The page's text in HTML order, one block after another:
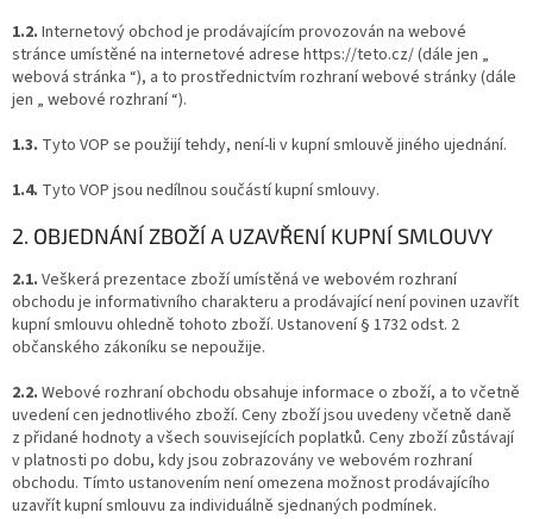
1.2. Internetový obchod je prodávajícím provozován na webové
stránce umístěné na internetové adrese https://teto.cz/ (dále jen „
webová stránka “), a to prostřednictvím rozhraní webové stránky (dále
jen „ webové rozhraní “).
1.3. Tyto VOP se použijí tehdy, není-li v kupní smlouvě jiného ujednání.
1.4. Tyto VOP jsou nedílnou součástí kupní smlouvy.
2. OBJEDNÁNÍ ZBOŽÍ A UZAVŘENÍ KUPNÍ SMLOUVY
2.1. Veškerá prezentace zboží umístěná ve webovém rozhraní
obchodu je informativního charakteru a prodávající není povinen uzavřít
kupní smlouvu ohledně tohoto zboží. Ustanovení § 1732 odst. 2
občanského zákoníku se nepoužije.
2.2. Webové rozhraní obchodu obsahuje informace o zboží, a to včetně
uvedení cen jednotlivého zboží. Ceny zboží jsou uvedeny včetně daně
z přidané hodnoty a všech souvisejících poplatků. Ceny zboží zůstávají
v platnosti po dobu, kdy jsou zobrazovány ve webovém rozhraní
obchodu. Tímto ustanovením není omezena možnost prodávajícího
uzavřít kupní smlouvu za individuálně sjednaných podmínek.